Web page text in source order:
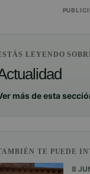
LEYENDO
más de esta
TE PUEDE
8